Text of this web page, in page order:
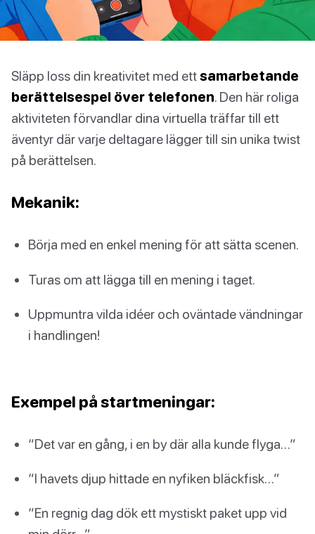
Släpp loss din kreativitet med ettsamarbetande
berättelsespel över telefonen. Den här roliga
aktiviteten förvandlar dina virtuella träffar till ett
äventyr där varje deltagare lägger till sin unika twist
på berättelsen.
Mekanik:
Börja med en enkel mening för att sätta scenen.
Turas om att lägga till en mening i taget.
Uppmuntra vilda idéer och oväntade vändningar
i handlingen!
Exempel på startmeningar:
“Det var en gång, i en by där alla kunde flyga…”
“I havets djup hittade en nyfiken bläckfisk…”
“En regnig dag dök ett mystiskt paket upp vid